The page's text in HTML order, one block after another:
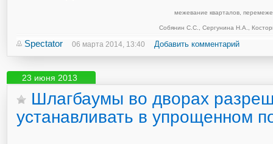
межевание кварталов,
Собянин С.С. Сергунина Н.А.
Spectator 06 марта 2014, 13:40 Добавить комментарий
23 июня 2013
Шлагбаумы во дворах
устанавливать в упрощенном